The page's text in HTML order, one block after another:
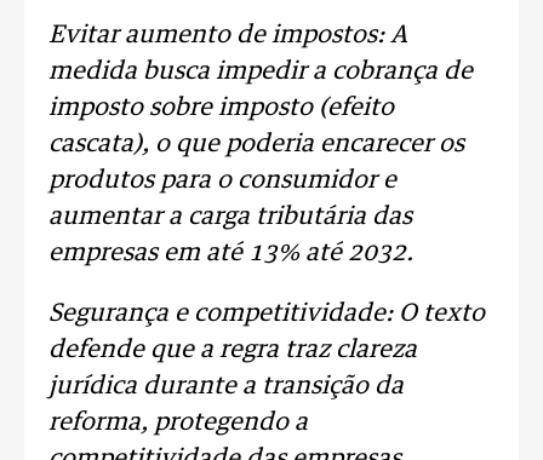
Evitar aumento de impostos: A
medida busca impedir a cobrança de
imposto sobre imposto (efeito
cascata), o que poderia encarecer os
produtos para o consumidor e
aumentar a carga tributária das
empresas em até 13% até 2032.
Segurança e competitividade: O texto
defende que a regra traz clareza
jurídica durante a transição da
reforma, protegendo a